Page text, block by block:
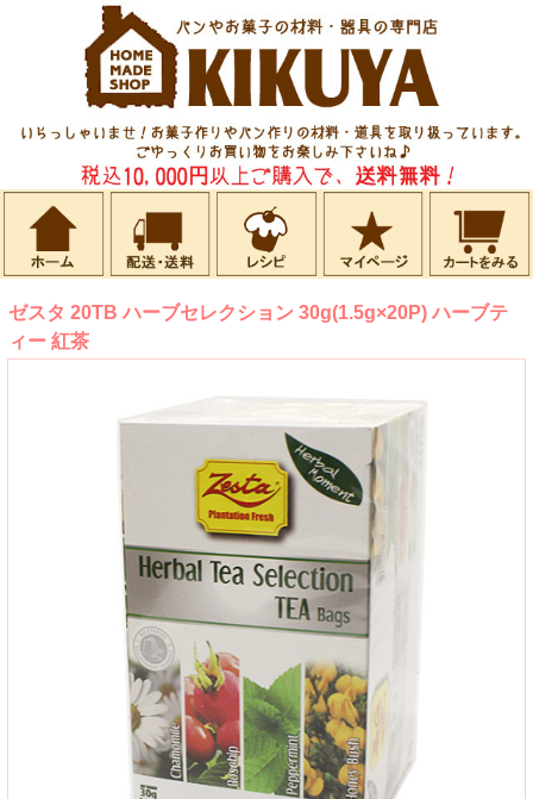
ゼスタ 20TB ハーブセレクション 30g(1.5g×20P) ハーブテ
ィー 紅茶